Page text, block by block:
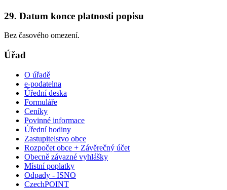
29. Datum konce platnosti popisu
Bez časového omezení.
Úřad
O úřadě
e-podatelna
Úřední deska
Formuláře
Ceníky
Povinné informace
Úřední hodiny
Zastupitelstvo obce
Rozpočet obce + Závěrečný účet
Obecně závazné vyhlášky
Místní poplatky
Odpady - ISNO
CzechPOINT